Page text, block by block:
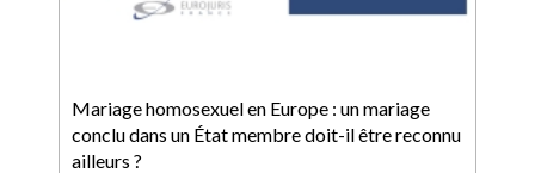
Mariage homosexuel en Europe : un mariage
conclu dans un État membre doit-il être reconnu
ailleurs ?